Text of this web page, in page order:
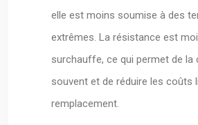
elle est moins soumise à des
extrêmes. La résistance est
surchauffe, ce qui permet de la
souvent et de réduire les coûts
remplacement.